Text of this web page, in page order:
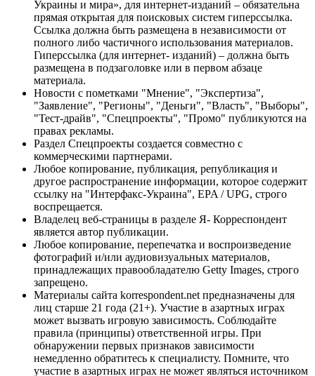
Украины и мира», для интернет-изданий – обязательна
прямая открытая для поисковых систем гиперссылка.
Ссылка должна быть размещена в независимости от
полного либо частичного использования материалов.
Гиперссылка (для интернет- изданий) – должна быть
размещена в подзаголовке или в первом абзаце
материала.
Новости с пометками "Мнение", "Экспертиза",
"Заявление", "Регионы", "Деньги", "Власть", "Выборы",
"Тест-драйв", "Спецпроекты", "Промо" публикуются на
правах рекламы.
Раздел Спецпроекты создается совместно с
коммерческими партнерами.
Любое копирование, публикация, републикация и
другое распространение информации, которое содержит
ссылку на "Интерфакс-Украина", EPA / UPG, строго
воспрещается.
Владелец веб-страницы в разделе Я- Корреспондент
является автор публикации.
Любое копирование, перепечатка и воспроизведение
фотографий и/или аудиовизуальных материалов,
принадлежащих правообладателю Getty Images, строго
запрещено.
Материалы сайта korrespondent.net предназначены для
лиц старше 21 года (21+). Участие в азартных играх
может вызвать игровую зависимость. Соблюдайте
правила (принципы) ответственной игры. При
обнаружении первых признаков зависимости
немедленно обратитесь к специалисту. Помните, что
участие в азартных играх не может являться источником